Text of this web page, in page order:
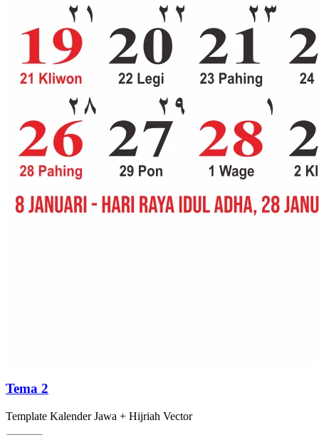
Tema 2
Template Kalender Jawa + Hijriah Vector